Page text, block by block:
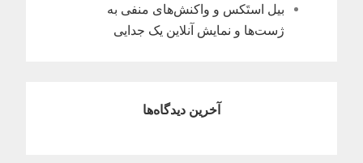
بیل استَکس و واکنش‌های منفی به
ژست‌ها و نمایش آنلاین یک جدایی
آخرین دیدگاه‌ها